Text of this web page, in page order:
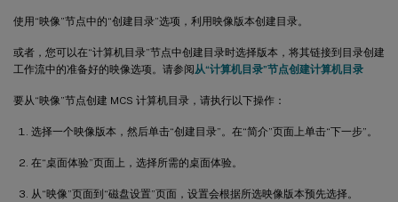
使用“映像”节点中的“创建目录”选项，利用映像版本创建目录。
或者，您可以在“计算机目录”节点中创建目录时选择版本，将其链接到目录创建
工作流中的准备好的映像选项。请参阅 从“计算机目录”节点创建计算机目录
要从“映像”节点创建 MCS 计算机目录，请执行以下操作：
选择一个映像版本，然后单击“创建目录”。在“简介”页面上单击“下一步”。
在“桌面体验”页面上，选择所需的桌面体验。
从“映像”页面到“磁盘设置”页面，设置会根据所选映像版本预先选择。